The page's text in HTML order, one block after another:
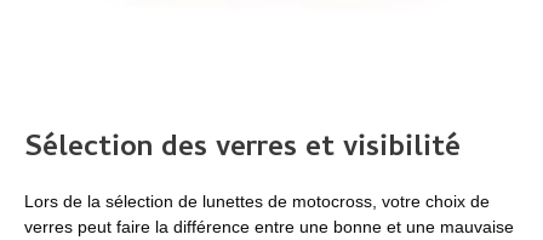
Sélection des verres et visibilité
Lors de la sélection de lunettes de motocross, votre choix de
verres peut faire la différence entre une bonne et une mauvaise